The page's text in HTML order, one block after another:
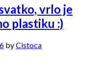
vrlo je
plastiku :)
byCistoca